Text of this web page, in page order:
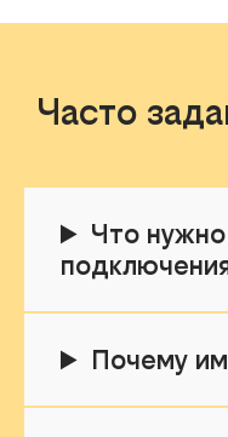
Часто
Что
Почему